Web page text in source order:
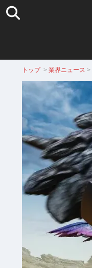
トップ > 業界ニュース >